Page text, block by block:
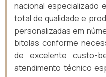
nacional especializado
total de qualidade e
personalizadas em
bitolas conforme
de excelente custo-
atendimento técnico